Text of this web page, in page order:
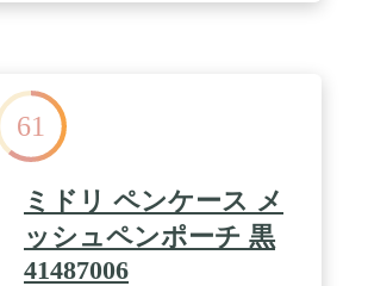
ジの確認と送信ができます。 / 【調整
トベルト】ベルトはバックル式で着脱
ウエストストラップの長さは約88～
が可能で、ショルダーバッグ、ボディ
ドバッグ、ウエストバッグなど、お好
で持ち運ぶ事が可能です。快適に装着
ので、男女を問わず、誰でも気軽に使
/ 【注意事項】ご使用前に、必ず製品
を行ってください。水中で使用する前
61
ミドリ ペンケース メ
ッシュペンポーチ 黒
41487006